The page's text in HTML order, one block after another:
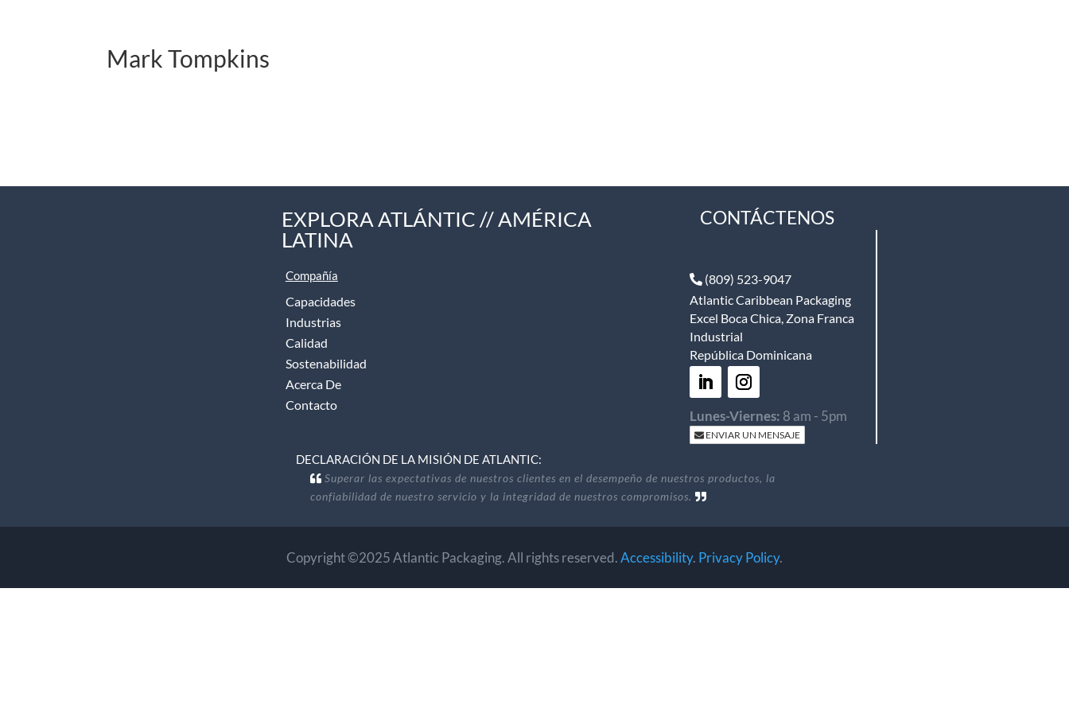
Mark Tompkins
EXPLORA ATLÁNTIC // AMÉRICA
LATINA
CONTÁCTENOS
Compañía
Capacidades
Industrias
Calidad
Sostenabilidad
Acerca De
Contacto
(809) 523-9047
Atlantic Caribbean Packaging
Excel Boca Chica, Zona Franca
Industrial
República Dominicana
Lunes-Viernes: 8 am - 5pm
ENVIAR UN MENSAJE
DECLARACIÓN DE LA MISIÓN DE ATLANTIC:
Superar las expectativas de nuestros clientes en el desempeño de nuestros productos, la
confiabilidad de nuestro servicio y la integridad de nuestros compromisos.
Copyright ©2025 Atlantic Packaging. All rights reserved.Accessibility. Privacy Policy.